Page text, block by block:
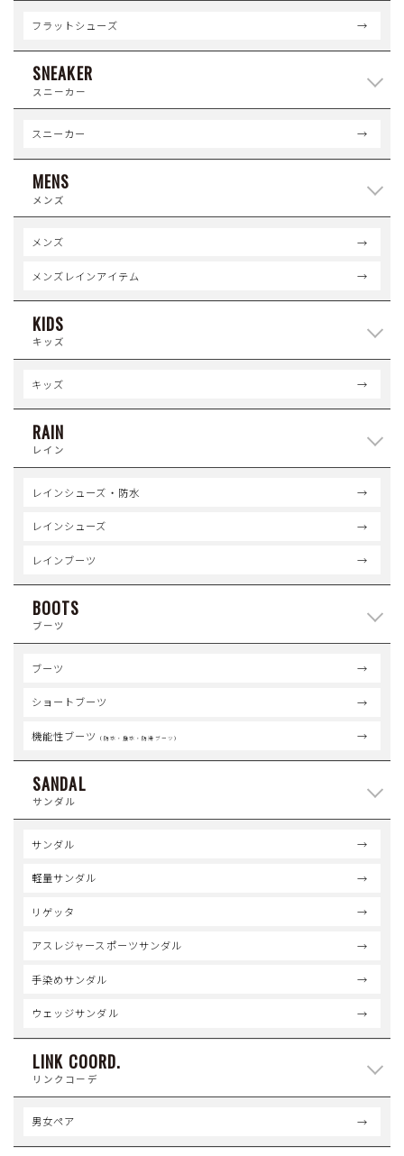
フラットシューズ
SNEAKER
スニーカー
スニーカー
MENS
メンズ
メンズ
メンズレインアイテム
KIDS
キッズ
キッズ
RAIN
レイン
レインシューズ・防水
レインシューズ
レインブーツ
BOOTS
ブーツ
ブーツ
ショートブーツ
機能性ブーツ （防水・撥水・防滑ブーツ）
SANDAL
サンダル
サンダル
軽量サンダル
リゲッタ
アスレジャースポーツサンダル
手染めサンダル
ウェッジサンダル
LINK COORD.
リンクコーデ
男女ペア